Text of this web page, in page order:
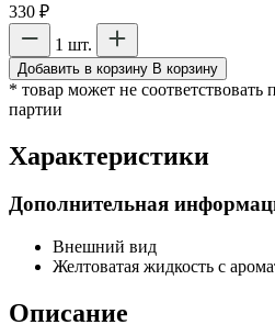
330 ₽
1 шт.
Добавить в корзину В корзину
* товар может не соответствовать
партии
Характеристики
Дополнительная
Внешний вид
Желтоватая жидкость с
Описание